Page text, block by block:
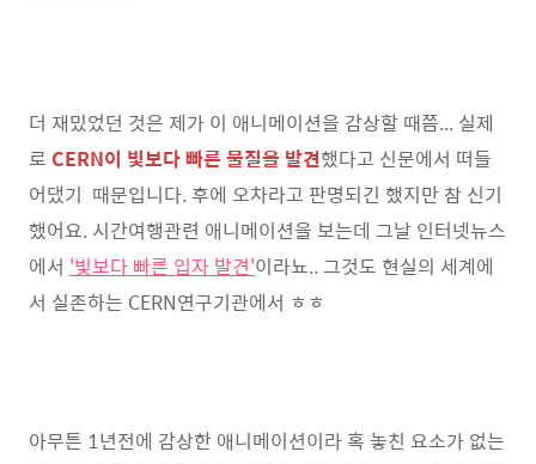
더 재밌었던 것은 제가 이 애니메이션을 감상할 때쯤... 실제
로 CERN이 빛보다 빠른 물질을 발견했다고 신문에서 떠들
어댔기 때문입니다. 후에 오차라고 판명되긴 했지만 참 신기
했어요. 시간여행관련 애니메이션을 보는데 그날 인터넷뉴스
에서 '빛보다 빠른 입자 발견'이라뇨.. 그것도 현실의 세계에
서 실존하는 CERN연구기관에서 ㅎㅎ
아무튼 1년전에 감상한 애니메이션이라 혹 놓친 요소가 없는